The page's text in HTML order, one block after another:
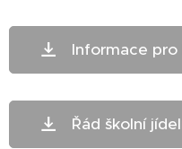
Informace pro
Řád školní